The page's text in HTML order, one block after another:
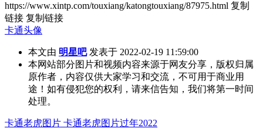
https://www.xintp.com/touxiang/katongtouxiang/87975.html 复制
链接 复制链接
卡通头像
本文由 明星吧发表于 2022-02-19 11:59:00
本网站部分图片和视频内容来源于网友分享，版权归属
原作者，内容仅供大家学习和交流，不可用于商业用
途！如有侵犯您的权利，请来信告知，我们将第一时间
处理。
卡通老虎图片 卡通老虎图片过年2022